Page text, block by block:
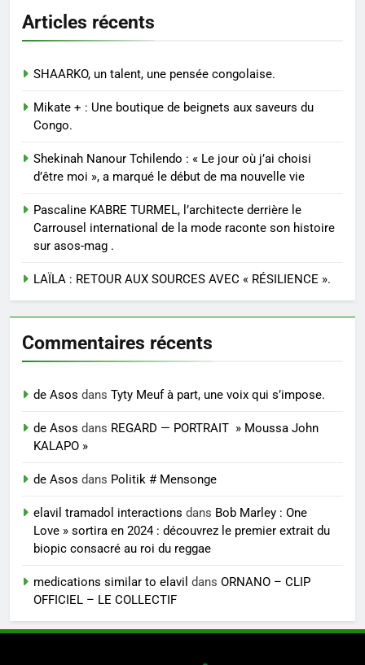
Articles récents
SHAARKO, un talent, une pensée congolaise.
Mikate + : Une boutique de beignets aux saveurs du
Congo.
Shekinah Nanour Tchilendo : « Le jour où j’ai choisi
d’être moi », a marqué le début de ma nouvelle vie
Pascaline KABRE TURMEL, l’architecte derrière le
Carrousel international de la mode raconte son histoire
sur asos-mag .
LAÏLA : RETOUR AUX SOURCES AVEC « RÉSILIENCE ».
Commentaires récents
de Asos dans Tyty Meuf à part, une voix qui s’impose.
de Asos dans REGARD — PORTRAIT » Moussa John
KALAPO »
de Asos dans Politik # Mensonge
elavil tramadol interactions dans Bob Marley : One
Love » sortira en 2024 : découvrez le premier extrait du
biopic consacré au roi du reggae
medications similar to elavil dans ORNANO – CLIP
OFFICIEL – LE COLLECTIF